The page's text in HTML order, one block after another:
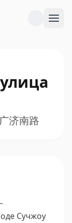
济南路
Сучжоу